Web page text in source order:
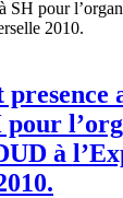
SH pour
2010.
presence
pour
à